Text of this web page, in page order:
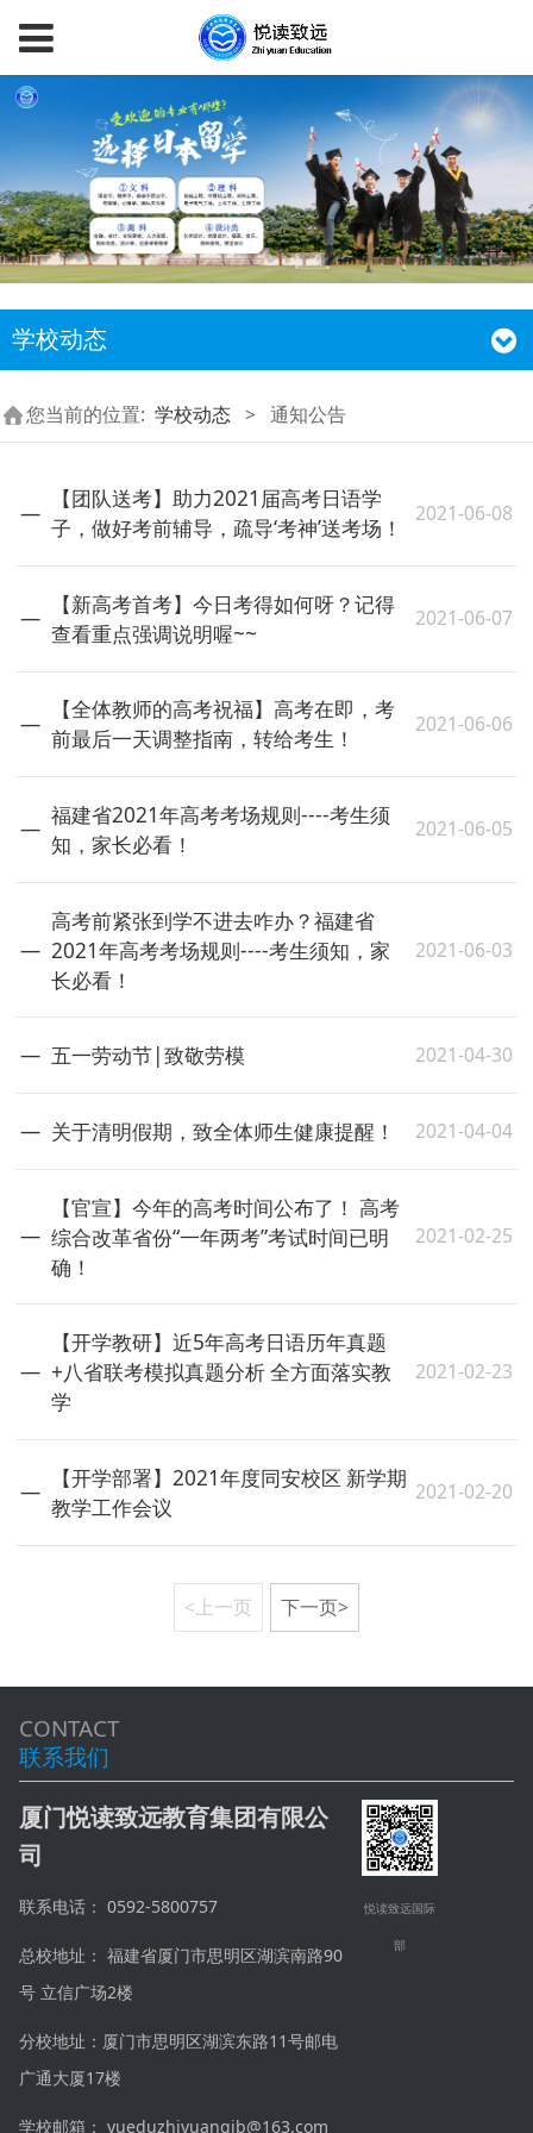
学校动态
您当前的位置: 学校动态 > 通知公告
【团队送考】助力2021届高考日语学
子，做好考前辅导，疏导‘考神’送考场！
2021-06-08
【新高考首考】今日考得如何呀？记得
查看重点强调说明喔~~
2021-06-07
【全体教师的高考祝福】高考在即，考
前最后一天调整指南，转给考生！
2021-06-06
福建省2021年高考考场规则----考生须
知，家长必看！
2021-06-05
高考前紧张到学不进去咋办？福建省
2021年高考考场规则----考生须知，家
长必看！
2021-06-03
五一劳动节|致敬劳模 2021-04-30
关于清明假期，致全体师生健康提醒！ 2021-04-04
【官宣】今年的高考时间公布了！ 高考
综合改革省份“一年两考”考试时间已明
确！
2021-02-25
【开学教研】近5年高考日语历年真题
+八省联考模拟真题分析 全方面落实教
学
2021-02-23
【开学部署】2021年度同安校区 新学期
教学工作会议
2021-02-20
<上一页 下一页>
CONTACT
联系我们
厦门悦读致远教育集团有限公
司
联系电话： 0592-5800757
总校地址： 福建省厦门市思明区湖滨南路90
号 立信广场2楼
分校地址：厦门市思明区湖滨东路11号邮电
广通大厦17楼
学校邮箱： yueduzhiyuangjb@163.com
悦读致远国际
部